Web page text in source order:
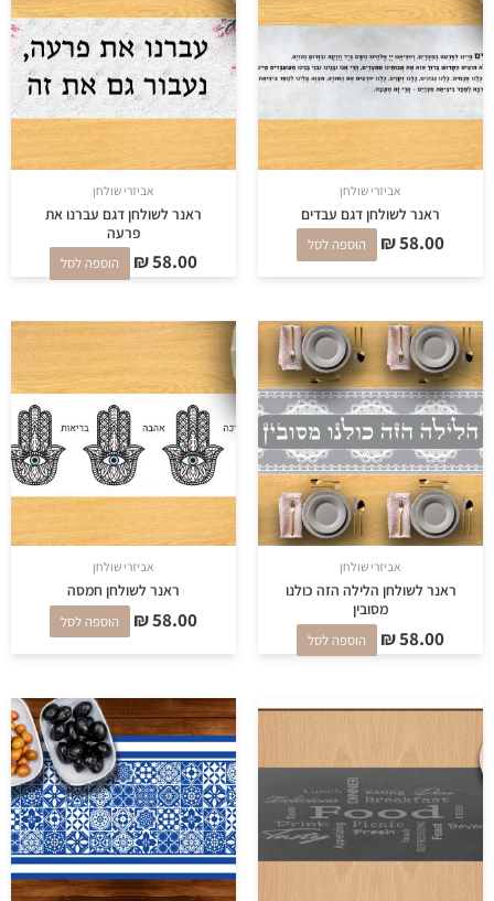
אביזרי שולחן
ראנר לשולחן דגם עבדים
₪58.00 הוספה לסל
אביזרי שולחן
ראנר לשולחן דגם עברנו את
פרעה
₪58.00 הוספה לסל
אביזרי שולחן
ראנר לשולחן הלילה הזה כולנו
מסובין
₪58.00 הוספה לסל
אביזרי שולחן
ראנר לשולחן חמסה
₪58.00 הוספה לסל